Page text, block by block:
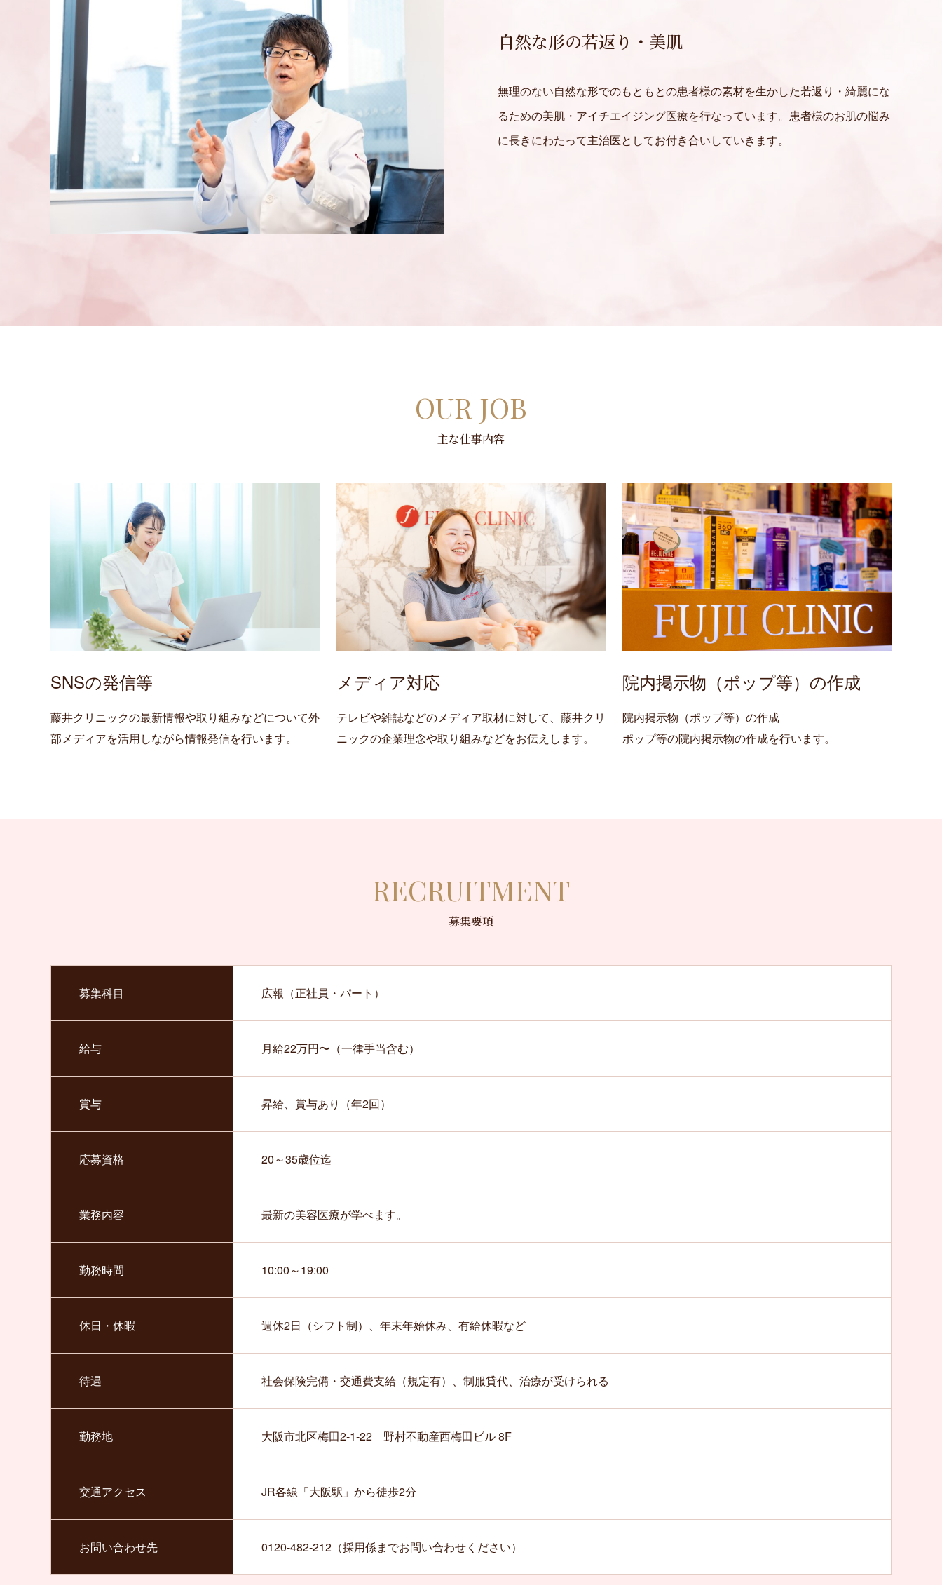
自然な形の若返り・美肌
無理のない自然な形でのもともとの患者様の素材を生かした若返り・綺麗にな
るための美肌・アイチエイジング医療を行なっています。患者様のお肌の悩み
に長きにわたって主治医としてお付き合いしていきます。
OUR JOB
主な仕事内容
SNSの発信等
藤井クリニックの最新情報や取り組みなどについて外
部メディアを活用しながら情報発信を行います。
メディア対応
テレビや雑誌などのメディア取材に対して、藤井クリ
ニックの企業理念や取り組みなどをお伝えします。
院内掲示物（ポップ等）の作成
院内掲示物（ポップ等）の作成
ポップ等の院内掲示物の作成を行います。
RECRUITMENT
募集要項
募集科目 広報（正社員・パート）
給与 月給22万円〜（一律手当含む）
賞与 昇給、賞与あり（年2回）
応募資格 20～35歳位迄
業務内容 最新の美容医療が学べます。
勤務時間 10:00～19:00
休日・休暇 週休2日（シフト制）、年末年始休み、有給休暇など
待遇 社会保険完備・交通費支給（規定有）、制服貸代、治療が受けられる
勤務地 大阪市北区梅田2-1-22 野村不動産西梅田ビル 8F
交通アクセス JR各線「大阪駅」から徒歩2分
お問い合わせ先 0120-482-212（採用係までお問い合わせください）